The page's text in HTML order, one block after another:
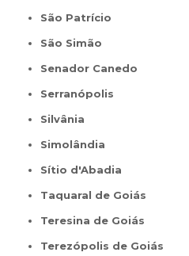
São Patrício
São Simão
Senador Canedo
Serranópolis
Silvânia
Simolândia
Sítio d'Abadia
Taquaral de Goiás
Teresina de Goiás
Terezópolis de Goiás